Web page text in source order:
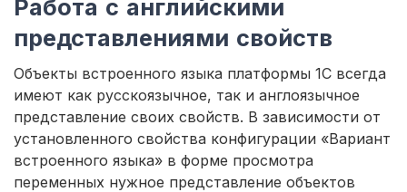
Работа с английскими
представлениями свойств
Объекты встроенного языка платформы 1С всегда
имеют как русскоязычное, так и англоязычное
представление своих свойств. В зависимости от
установленного свойства конфигурации «Вариант
встроенного языка» в форме просмотра
переменных нужное представление объектов